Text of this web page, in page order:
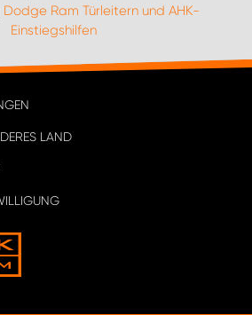
Dodge Ram Türleitern und AHK-
Einstiegshilfen
LAND